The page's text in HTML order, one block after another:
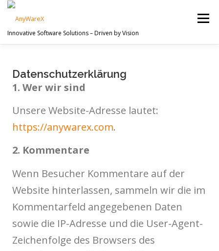
Innovative Software Solutions – Driven by Vision
Menu
Datenschutzerklärung
1. Wer wir sind
Unsere Website-Adresse lautet:
https://anywarex.com.
2. Kommentare
Wenn Besucher Kommentare auf der
Website hinterlassen, sammeln wir die im
Kommentarfeld angegebenen Daten
sowie die IP-Adresse und die User-Agent-
Zeichenfolge des Browsers des